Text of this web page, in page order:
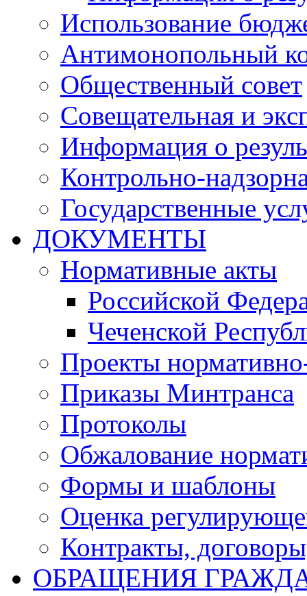
Использование
Антимонопольный
Общественный совет
Совещательная и
Информация о
Контрольно-
Государственные
ДОКУМЕНТЫ
Нормативные акты
Российской
Чеченской
Проекты
Приказы Минтранса
Протоколы
Обжалование
Формы и шаблоны
Оценка
Контракты,
ОБРАЩЕНИЯ